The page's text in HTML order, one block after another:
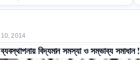
Accountability
2014
ব্যবস্থাপনায় বিদ্যমান সমস্যা ও সম্ভাব্য সমাধান !